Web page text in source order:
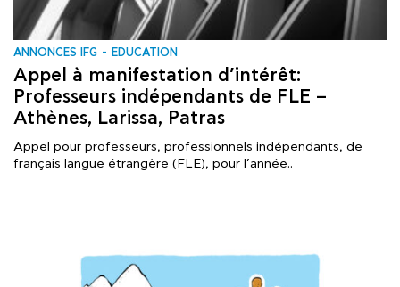
ANNONCES IFG EDUCATION
Appel à manifestation d’intérêt:
Professeurs indépendants de FLE –
Athènes, Larissa, Patras
Appel pour professeurs, professionnels indépendants, de
français langue étrangère (FLE), pour l’année..